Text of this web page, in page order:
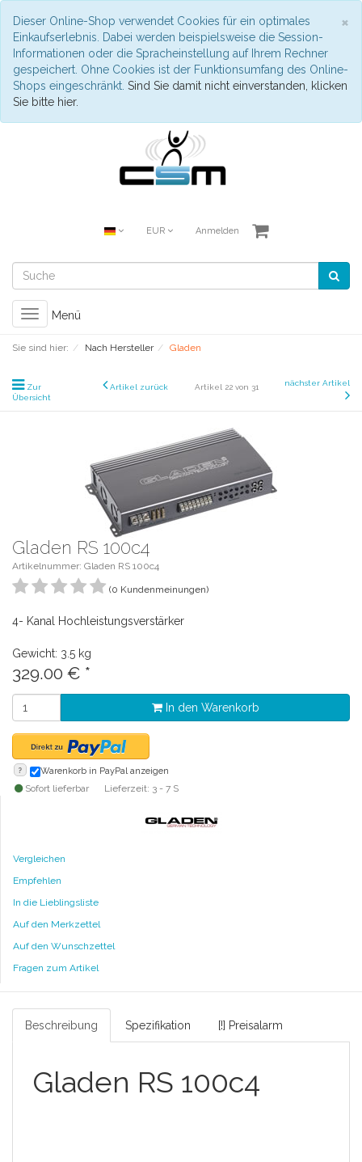
×
Dieser Online-Shop verwendet Cookies für ein optimales
Einkaufserlebnis. Dabei werden beispielsweise die Session-
Informationen oder die Spracheinstellung auf Ihrem Rechner
gespeichert. Ohne Cookies ist der Funktionsumfang des Online-
Shops eingeschränkt. Sind Sie damit nicht einverstanden, klicken
Sie bitte hier.
EUR Anmelden
Toggle
navigation
Menü
Sie sind hier: Nach Hersteller Gladen
Zur
Übersicht
Artikel zurück Artikel 22 von 31 nächster Artikel
Gladen RS 100c4
Artikelnummer: Gladen RS 100c4
(0 Kundenmeinungen)
4- Kanal Hochleistungsverstärker
Gewicht: 3.5 kg
329.00 € *
In den Warenkorb
? Warenkorb in PayPal anzeigen
Sofort lieferbar Lieferzeit: 3 - 7 S
Vergleichen
Empfehlen
In die Lieblingsliste
Auf den Merkzettel
Auf den Wunschzettel
Fragen zum Artikel
Beschreibung Spezifikation [!] Preisalarm
Gladen RS 100c4